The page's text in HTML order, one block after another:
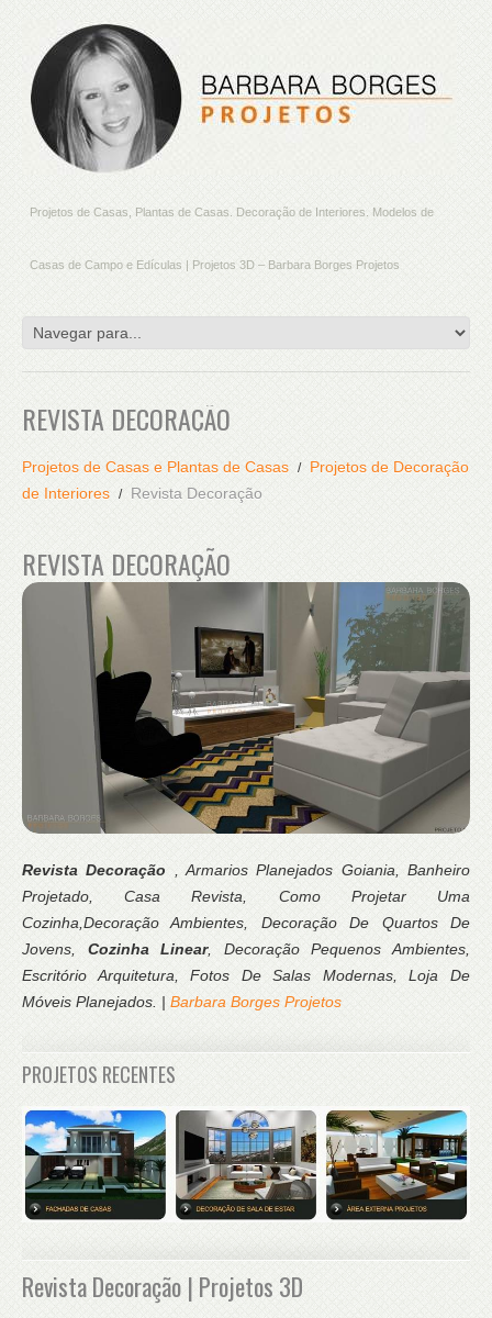
Projetos de Casas, Plantas de Casas. Decoração de Interiores. Modelos de
Casas de Campo e Edículas | Projetos 3D – Barbara Borges Projetos
REVISTA DECORAÇÃO
Projetos de Casas e Plantas de Casas
Projetos de Decoração
de Interiores
Revista Decoração
REVISTA DECORAÇÃO
Revista Decoração , Armarios Planejados Goiania, Banheiro
Projetado, Casa Revista, Como Projetar Uma
Cozinha,Decoração Ambientes, Decoração De Quartos De
Jovens, Cozinha Linear, Decoração Pequenos Ambientes,
Escritório Arquitetura, Fotos De Salas Modernas, Loja De
Móveis Planejados. | Barbara Borges Projetos
PROJETOS RECENTES
Revista Decoração | Projetos 3D